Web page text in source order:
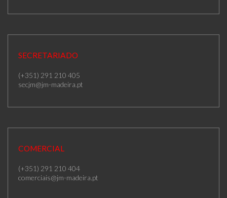
SECRETARIADO
(+351) 291 210 405
secjm@jm-madeira.pt
COMERCIAL
(+351) 291 210 404
comerciais@jm-madeira.pt